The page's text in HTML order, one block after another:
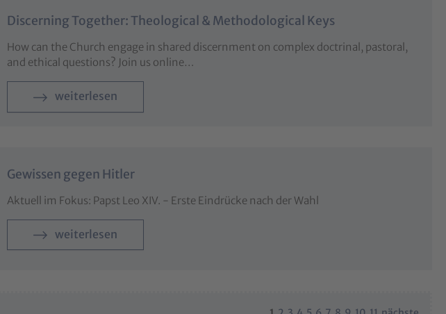
Discerning Together: Theological & Methodological Keys
How can the Church engage in shared discernment on complex doctrinal, pastoral,
and ethical questions? Join us online…
weiterlesen
Gewissen gegen Hitler
Aktuell im Fokus: Papst Leo XIV. - Erste Eindrücke nach der Wahl
weiterlesen